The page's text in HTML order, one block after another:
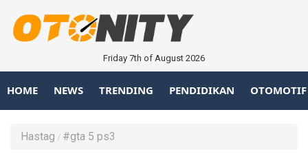
Friday 7th of August 2026
HOME NEWS TRENDING PENDIDIKAN OTOMOTIF
Hastag #gta 5 ps3